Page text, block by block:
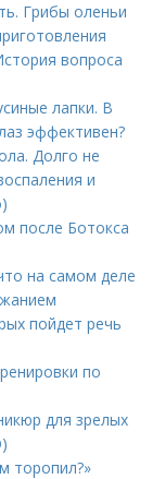
Грибы оленьи
вопроса
лапки. В
эффективен?
Долго не
и
после Ботокса
на самом деле
пойдет речь
по
для зрелых
торопил?»